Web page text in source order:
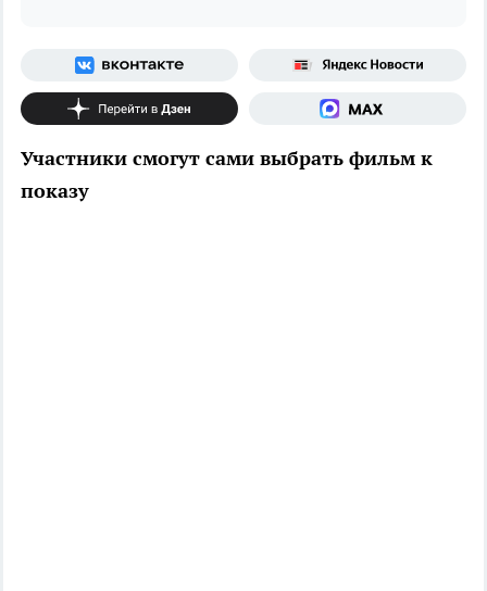
Участники смогут сами выбрать фильм к
показу